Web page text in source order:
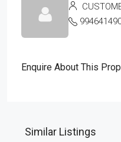
Enquire About This
Similar Listings